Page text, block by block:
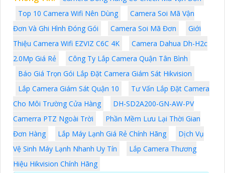
Top 10 Camera Wifi Nên Dùng
Camera Soi Mã Vận
Đơn Và Ghi Hình Đóng Gói
Camera Soi Mã Đơn
Giới
Thiệu Camera Wifi EZVIZ C6C 4K
Camera Dahua Dh-H2c
2.0Mp Giá Rẻ
Công Ty Lắp Camera Quận Tân Bình
Báo Giá Trọn Gói Lắp Đặt Camera Giám Sát Hikvision
Lắp Camera Giám Sát Quận 10
Tư Vấn Lắp Đặt Camera
Cho Môi Trường Cửa Hàng
DH-SD2A200-GN-AW-PV
Camerra PTZ Ngoài Trời
Phần Mềm Lưu Lại Thời Gian
Đơn Hàng
Lắp Máy Lạnh Giá Rẻ Chính Hãng
Dịch Vụ
Vệ Sinh Máy Lạnh Nhanh Uy Tín
Lắp Camera Thương
Hiệu Hikvision Chính Hãng